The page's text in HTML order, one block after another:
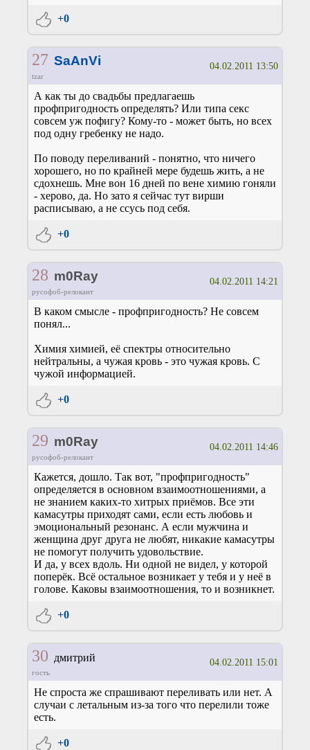
+0
27 SaAnVi
tzar
04.02.2011 13:50
А как ты до свадьбы предлагаешь
профпригодность определять? Или типа секс
совсем уж пофигу? Кому-то - может быть, но всех
под одну гребенку не надо.
По поводу переливаний - понятно, что ничего
хорошего, но по крайней мере будешь жить, а не
сдохнешь. Мне вон 16 дней по вене химию гоняли
- херово, да. Но зато я сейчас тут вирши
расписываю, а не ссусь под себя.
+0
28 m0Ray
русофоб-релокант
04.02.2011 14:21
В каком смысле - профпригодность? Не совсем
понял...
Химия химией, её спектры относительно
нейтральны, а чужая кровь - это чужая кровь. С
чужой информацией.
+0
29 m0Ray
русофоб-релокант
04.02.2011 14:46
Кажется, дошло. Так вот, "профпригодность"
определяется в основном взаимоотношениями, а
не знанием каких-то хитрых приёмов. Все эти
камасутры приходят сами, если есть любовь и
эмоциональный резонанс. А если мужчина и
женщина друг друга не любят, никакие камасутры
не помогут получить удовольствие.
И да, у всех вдоль. Ни одной не видел, у которой
поперёк. Всё остальное возникает у тебя и у неё в
голове. Каковы взаимоотношения, то и возникнет.
+0
30 дмитрий
гость
04.02.2011 15:01
Не спроста же спрашивают переливать или нет. А
случаи с летальным из-за того что перелили тоже
есть.
+0